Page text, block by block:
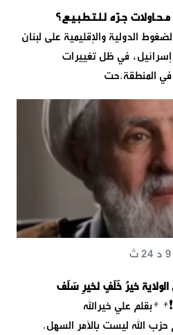
جـرّه لـلـتـطـبـيـع؟
الدولية والإقليمية على لبنان
في ظل تغييرات
المنطقة.حت
خيرُ خَلَفٍ لخيرِ سَلَف
*❗خاص❗* *❗️sadawilaya❗* *بقلم علي خيرالله
الله ليست بالأمر السهل.